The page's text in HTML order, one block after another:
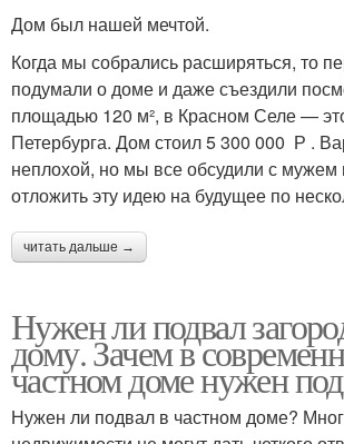
Дом был нашей мечтой.
Когда мы собрались расширяться, то
подумали о доме и даже съездили
площадью 120 м², в Красном Селе —
Петербурга. Дом стоил 5 300 000 Р .
неплохой, но мы все обсудили с
отложить эту идею на будущее по
читать дальше →
Нужен ли подвал
дому. Зачем в
частном доме нужен
Нужен ли подвал в частном доме?